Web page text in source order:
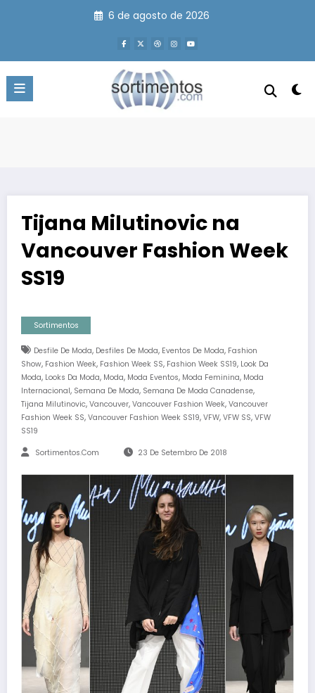
6 de agosto de 2026
Tijana Milutinovic na
Vancouver Fashion Week
SS19
Sortimentos
Desfile De Moda, Desfiles De Moda, Eventos De Moda, Fashion
Show, Fashion Week, Fashion Week SS, Fashion Week SS19, Look Da
Moda, Looks Da Moda, Moda, Moda Eventos, Moda Feminina, Moda
Internacional, Semana De Moda, Semana De Moda Canadense,
Tijana Milutinovic, Vancouver, Vancouver Fashion Week, Vancouver
Fashion Week SS, Vancouver Fashion Week SS19, VFW, VFW SS, VFW
SS19
Sortimentos.com 23 De Setembro De 2018